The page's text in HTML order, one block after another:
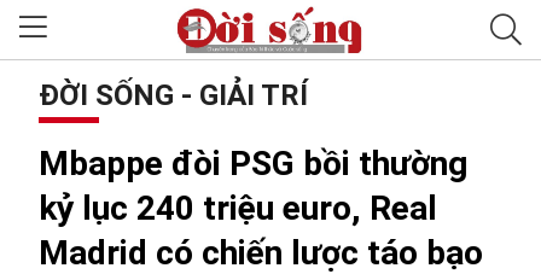
ĐỜI SỐNG - GIẢI TRÍ
Mbappe đòi PSG bồi thường
kỷ lục 240 triệu euro, Real
Madrid có chiến lược táo bạo